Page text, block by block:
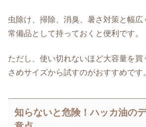
虫除け、掃除、消臭、暑さ対策と幅
常備品として持っておくと便利です。
ただし、使い切れないほど大容量を
さめサイズから試すのがおすすめです
知らないと危険！ハッカ油の